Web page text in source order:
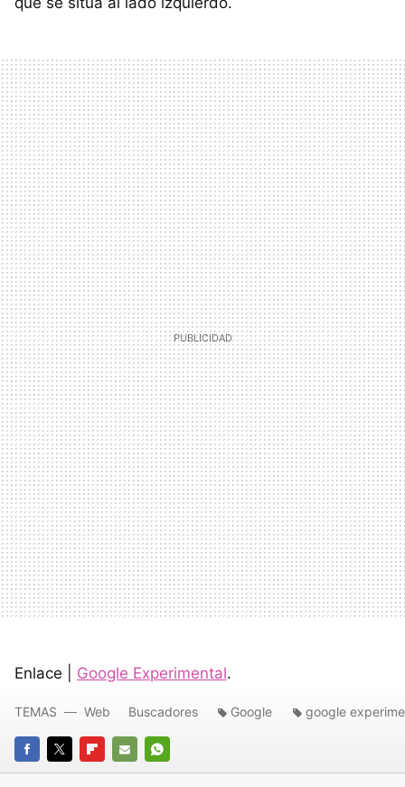
Enlace | Google Experimental.
FACEBOOK
TWITTERFLIPBOARD
E-
WHATSAPP
TEMAS Web Buscadores Google google